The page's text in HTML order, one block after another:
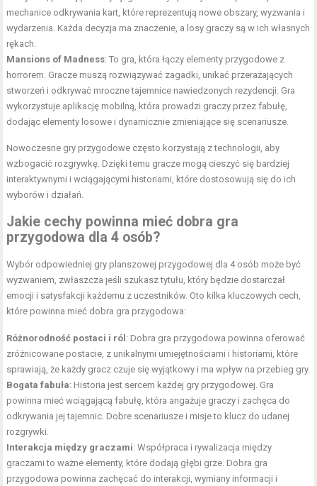
mechanice odkrywania kart, które reprezentują nowe obszary, wyzwania i
wydarzenia. Każda decyzja ma znaczenie, a losy graczy są w ich własnych
rękach.
Mansions of Madness: To gra, która łączy elementy przygodowe z
horrorem. Gracze muszą rozwiązywać zagadki, unikać przerażających
stworzeń i odkrywać mroczne tajemnice nawiedzonych rezydencji. Gra
wykorzystuje aplikację mobilną, która prowadzi graczy przez fabułę,
dodając elementy losowe i dynamicznie zmieniające się scenariusze.
Nowoczesne gry przygodowe często korzystają z technologii, aby
wzbogacić rozgrywkę. Dzięki temu gracze mogą cieszyć się bardziej
interaktywnymi i wciągającymi historiami, które dostosowują się do ich
wyborów i działań.
Jakie cechy powinna mieć dobra gra
przygodowa dla 4 osób?
Wybór odpowiedniej gry planszowej przygodowej dla 4 osób może być
wyzwaniem, zwłaszcza jeśli szukasz tytułu, który będzie dostarczał
emocji i satysfakcji każdemu z uczestników. Oto kilka kluczowych cech,
które powinna mieć dobra gra przygodowa:
Różnorodność postaci i ról : Dobra gra przygodowa powinna oferować
zróżnicowane postacie, z unikalnymi umiejętnościami i historiami, które
sprawiają, że każdy gracz czuje się wyjątkowy i ma wpływ na przebieg gry.
Bogata fabuła: Historia jest sercem każdej gry przygodowej. Gra
powinna mieć wciągającą fabułę, która angażuje graczy i zachęca do
odkrywania jej tajemnic. Dobre scenariusze i misje to klucz do udanej
rozgrywki.
Interakcja między graczami: Współpraca i rywalizacja między
graczami to ważne elementy, które dodają głębi grze. Dobra gra
przygodowa powinna zachęcać do interakcji, wymiany informacji i